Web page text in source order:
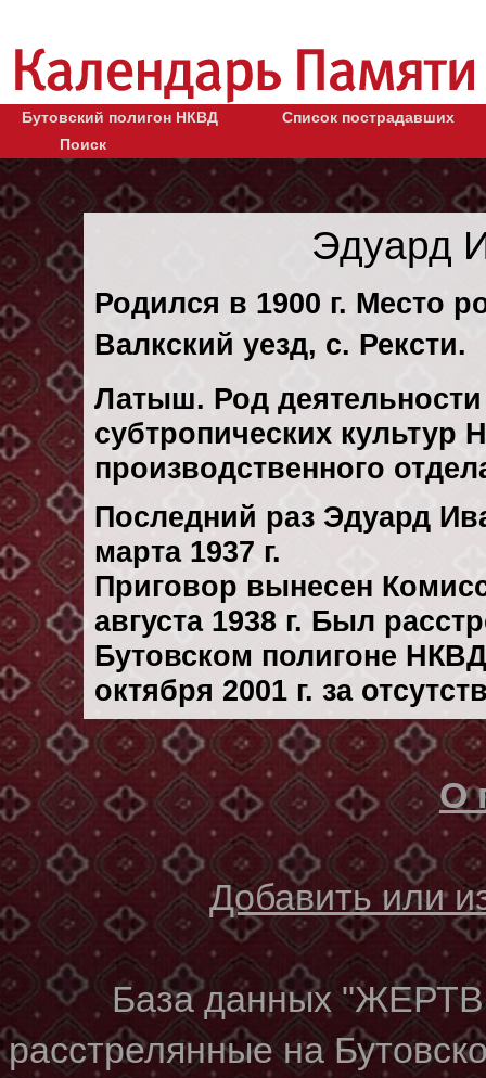
Бутовский полигон НКВД
Список пострадавших
Поиск
Эдуард
Родился в 1900 г. Место
Валкский уезд, с. Рексти.
Латыш. Род
субтропических культур
производственного
Последний раз Эдуард
марта 1937 г.
Приговор вынесен
августа 1938 г. Был
Бутовском полигоне
октября 2001 г. за
О
Добавить или
База данных
расстрелянные на